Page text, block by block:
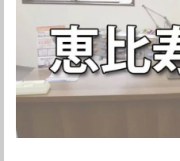
スマホ工房